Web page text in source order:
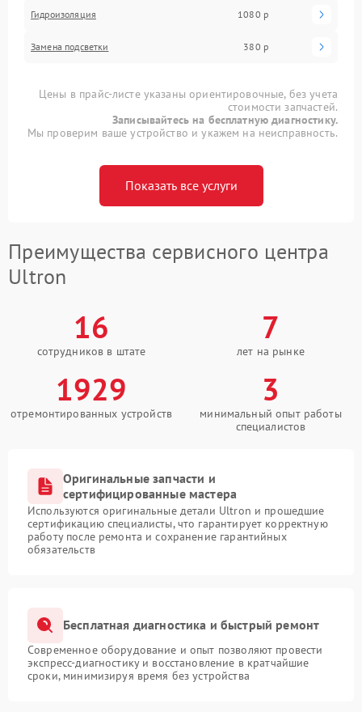
Гидроизоляция 1080 р
Замена подсветки 380 р
Цены в прайс-листе указаны ориентировочные, без учета
стоимости запчастей.
Записывайтесь на бесплатную диагностику.
Мы проверим ваше устройство и укажем на неисправность.
Показать все услуги
Преимущества сервисного центра
Ultron
16
сотрудников в штате
7
лет на рынке
1929
отремонтированных устройств
3
минимальный опыт работы
специалистов
Оригинальные запчасти и
сертифицированные мастера
Используются оригинальные детали Ultron и прошедшие
сертификацию специалисты, что гарантирует корректную
работу после ремонта и сохранение гарантийных
обязательств
Бесплатная диагностика и быстрый ремонт
Современное оборудование и опыт позволяют провести
экспресс-диагностику и восстановление в кратчайшие
сроки, минимизируя время без устройства